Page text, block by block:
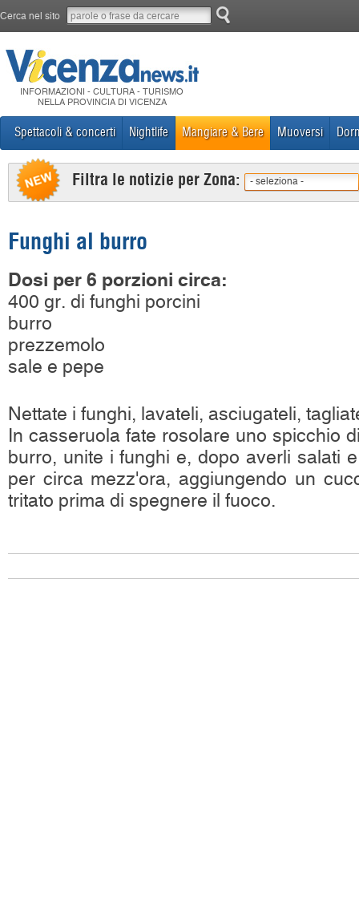
Cerca nel sito
INFORMAZIONI - CULTURA - TURISMO
NELLA PROVINCIA DI VICENZA
Spettacoli & concerti Nightlife Mangiare & Bere Muoversi
Filtra le notizie per Zona: - seleziona -
Funghi al burro
Dosi per 6 porzioni circa:
400 gr. di funghi porcini
burro
prezzemolo
sale e pepe
Nettate i funghi, lavateli, asciugateli,
In casseruola fate rosolare uno spicchio
burro, unite i funghi e, dopo averli salati
per circa mezz'ora, aggiungendo un
tritato prima di spegnere il fuoco.